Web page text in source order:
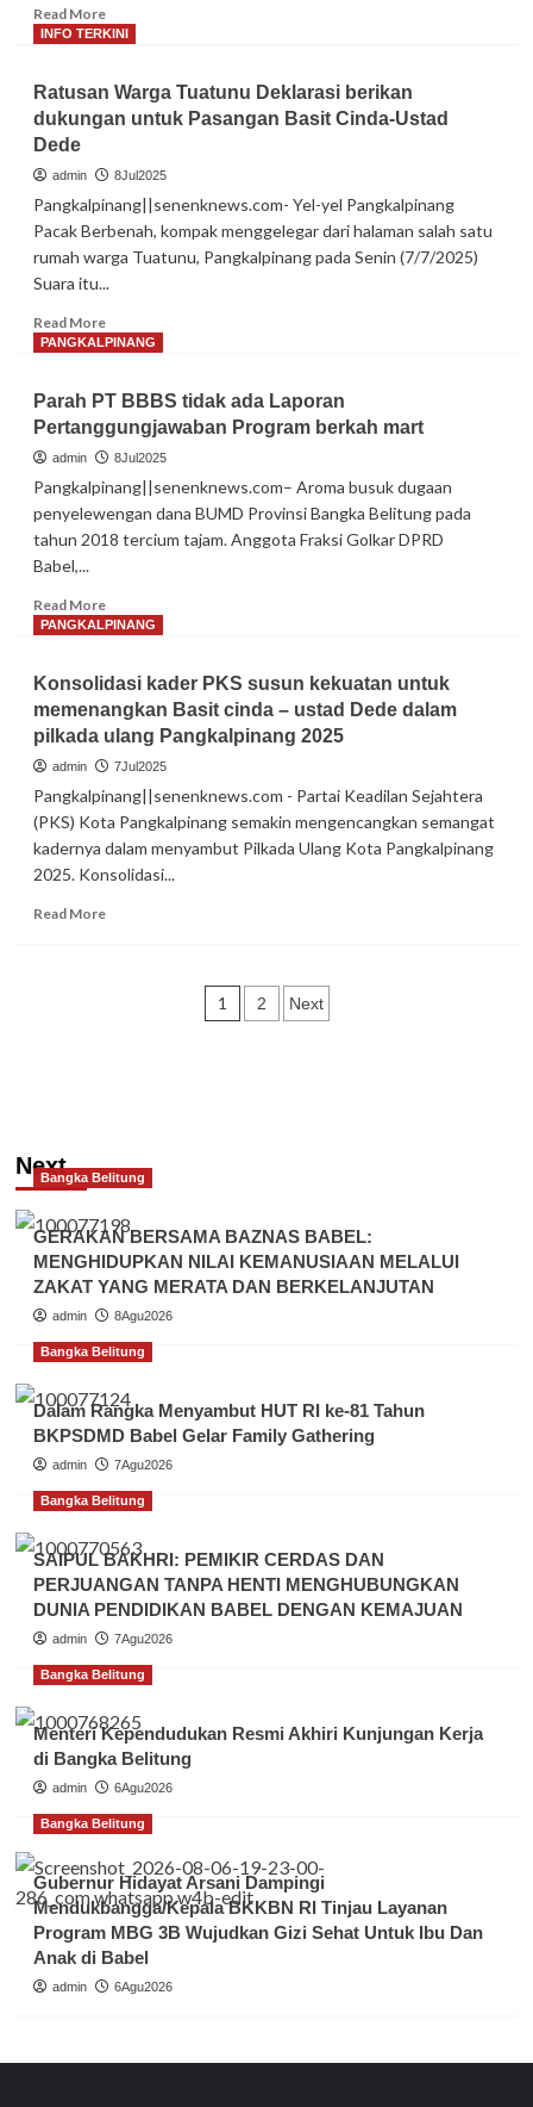
Read MoreRead
more
terus
mengalir
dukungan
Basit
Cinda-
Ustad
INFO TERKINI
Ratusan Warga Tuatunu Deklarasi berikan
dukungan untuk Pasangan Basit Cinda-Ustad
Dede
admin 8Jul2025
Pangkalpinang||senenknews.com- Yel-yel Pangkalpinang
Pacak Berbenah, kompak menggelegar dari halaman salah satu
rumah warga Tuatunu, Pangkalpinang pada Senin (7/7/2025)
Suara itu...
Read MoreRead
more
Warga
Tuatunu
Deklarasi
berikan
dukungan
untuk
Pasangan
Ustad
Dede
PANGKALPINANG
Parah PT BBBS tidak ada Laporan
Pertanggungjawaban Program berkah mart
admin 8Jul2025
Pangkalpinang||senenknews.com– Aroma busuk dugaan
penyelewengan dana BUMD Provinsi Bangka Belitung pada
tahun 2018 tercium tajam. Anggota Fraksi Golkar DPRD
Babel,...
Read MoreRead
more
PT
BBBS
tidak
ada
Pertanggungjawaban
Program
berkah
mart
PANGKALPINANG
Konsolidasi kader PKS susun kekuatan untuk
memenangkan Basit cinda – ustad Dede dalam
pilkada ulang Pangkalpinang 2025
admin 7Jul2025
Pangkalpinang||senenknews.com - Partai Keadilan Sejahtera
(PKS) Kota Pangkalpinang semakin mengencangkan semangat
kadernya dalam menyambut Pilkada Ulang Kota Pangkalpinang
2025. Konsolidasi...
Read MoreRead
–
Dede
pilkada
ulang
Pangkalpinang
2025
Paginasi
1 2 Next
NextBangka Belitung
GERAKAN BERSAMA BAZNAS BABEL:
MENGHIDUPKAN NILAI KEMANUSIAAN MELALUI
ZAKAT YANG MERATA DAN BERKELANJUTAN
admin 8Agu2026
Bangka Belitung
Dalam Rangka Menyambut HUT RI ke-81 Tahun
BKPSDMD Babel Gelar Family Gathering
admin 7Agu2026
Bangka Belitung
SAIPUL BAKHRI: PEMIKIR CERDAS DAN
PERJUANGAN TANPA HENTI MENGHUBUNGKAN
DUNIA PENDIDIKAN BABEL DENGAN KEMAJUAN
admin 7Agu2026
Bangka Belitung
Menteri Kependudukan Resmi Akhiri Kunjungan Kerja
di Bangka Belitung
admin 6Agu2026
Bangka Belitung
Gubernur Hidayat Arsani Dampingi
Mendukbangga/Kepala BKKBN RI Tinjau Layanan
Program MBG 3B Wujudkan Gizi Sehat Untuk Ibu Dan
Anak di Babel
admin 6Agu2026